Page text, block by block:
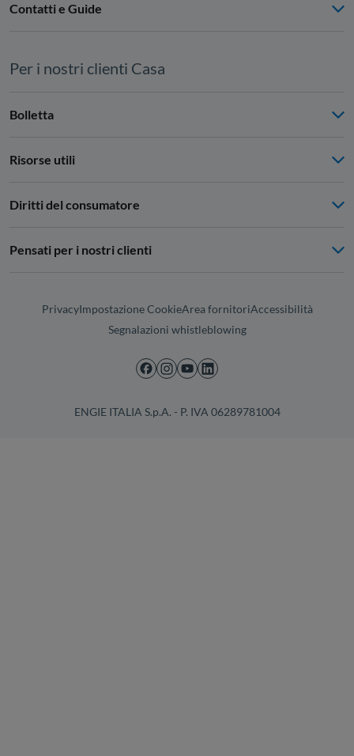
Contatti e Guide
Per i nostri clienti Casa
Bolletta
Risorse utili
Diritti del consumatore
Pensati per i nostri clienti
PrivacyImpostazione CookieArea fornitoriAccessibilità
Segnalazioni whistleblowing
ENGIE ITALIA S.p.A. - P. IVA 06289781004